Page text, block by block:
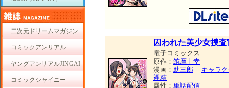
二次元ドリームマガジン
コミックアンリアル
ヤングアンリアルJINGAI
コミックシャイニー
囚われた美少女捜
電子コミックス
原作： 筑摩十幸
漫画： 助三郎
キャラ
裡精
属性： 単話配信